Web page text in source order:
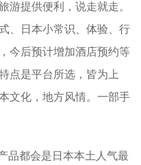
游提供便利，说走就走。
、日本小常识、体验、行
今后预计增加酒店预约等
点是平台所选，皆为上
文化，地方风情。一部手
品都会是日本本土人气最